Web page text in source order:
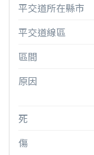
平交道所在縣市
平交道線區
區間
原因
死
傷